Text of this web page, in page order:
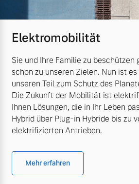
Elektromobilität
Sie und Ihre Familie zu beschützen
schon zu unseren Zielen. Nun ist
unseren Teil zum Schutz des
Die Zukunft der Mobilität ist
Ihnen Lösungen, die in Ihr Leben
Hybrid über Plug-in Hybride bis zu
elektrifizierten Antrieben.
Mehr erfahren